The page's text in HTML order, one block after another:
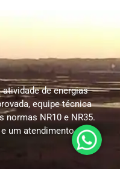
atividade de energias
equipe técnica
normas NR10 e NR35.
um atendimento de